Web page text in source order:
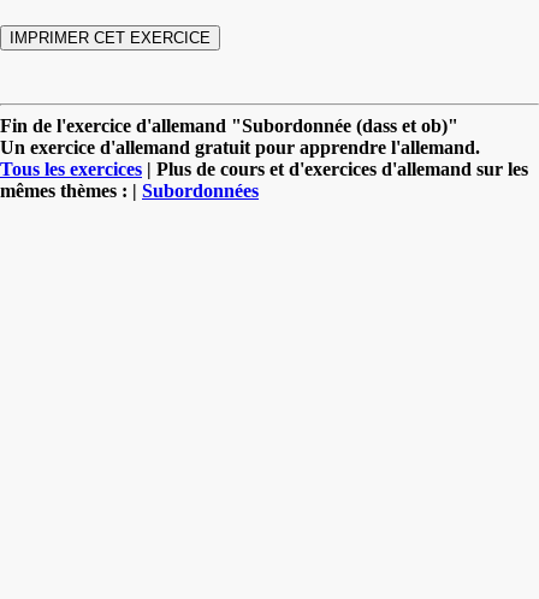
Fin de l'exercice d'allemand "Subordonnée (dass et ob)"
Un exercice d'allemand gratuit pour apprendre l'allemand.
Tous les exercices | Plus de cours et d'exercices d'allemand sur les
mêmes thèmes : | Subordonnées